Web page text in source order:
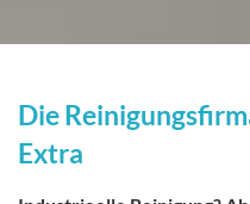
Die
Extra